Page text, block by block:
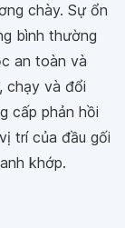
chày. Sự ổn
bình thường
an toàn và
chạy và đổi
cấp phản hồi
trí của đầu gối
khớp.